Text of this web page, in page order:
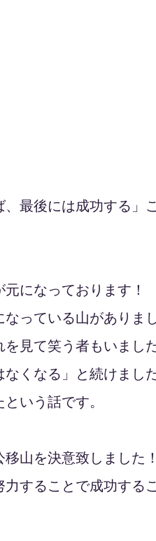
最後には成功する」
になっております！
っている山がありま
見て笑う者もいまし
くなる」と続けまし
いう話です。
山を決意致しました！
することで成功する